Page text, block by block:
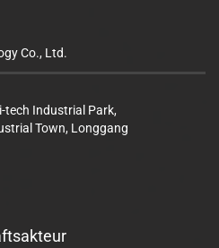
Co., Ltd.
tech Industrial Park,
Town, Longgang